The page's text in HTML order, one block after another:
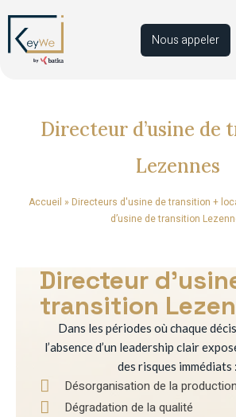
Nous appeler
Directeur d’usine de
Lezennes
Accueil » Directeurs d'usine de transition +
d’usine de transition
Directeur
transition
Dans les périodes où chaque
l’absence d’un leadership clair
des risques immédiats :
Désorganisation de la production
Dégradation de la qualité